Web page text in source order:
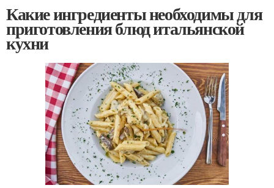
Какие ингредиенты необходимы для
приготовления блюд итальянской
кухни